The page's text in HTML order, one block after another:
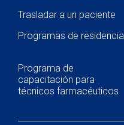
Trasladar a un paciente
Programas de residencia
Programa de
capacitación para
técnicos farmacéuticos